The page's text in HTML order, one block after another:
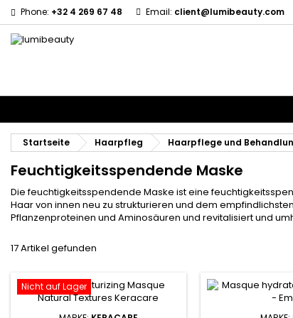
Phone: +32 4 269 67 48 Email: client@lumibeauty.com
Startseite Haarpfleg Haarpflege und
Feuchtigkeitsspendende Maske
Die feuchtigkeitsspendende Maske ist eine
Haar von innen neu zu strukturieren und dem
Pflanzenproteinen und Aminosäuren und revitalisiert und
17 Artikel gefunden
Nicht auf Lager